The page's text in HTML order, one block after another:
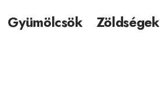
Gyümölcsök Zöldségek